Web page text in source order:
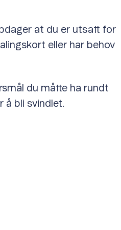
at du er utsatt for
eller har behov
du måtte ha rundt
å bli svindlet.